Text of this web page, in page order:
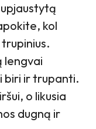
kol
lengvai
biri ir trupanti.
o likusia
dugną ir